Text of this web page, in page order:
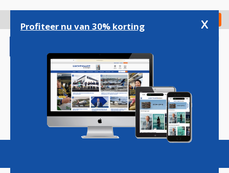
gaan
Check in
Magazine Podcasts Vacatures
Profiteer nu van 30% korting x